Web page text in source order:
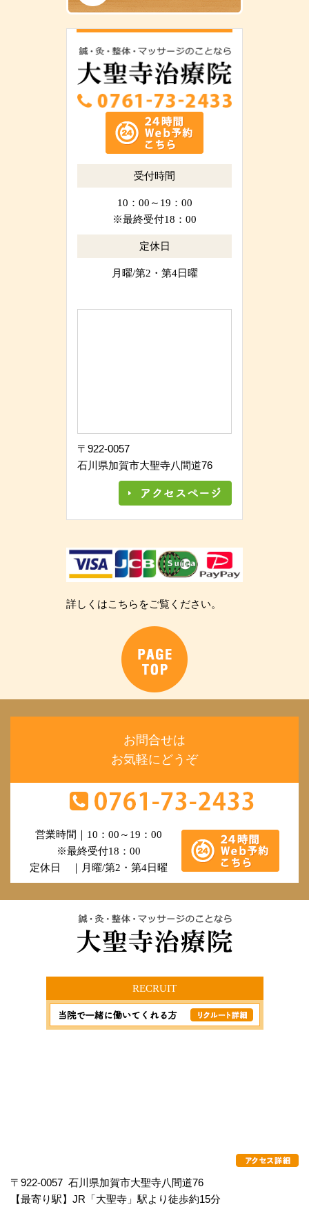
受付時間
10：00～19：00
※最終受付18：00
定休日
月曜/第2・第4日曜
〒922-0057
石川県加賀市大聖寺八間道76
詳しくはこちらをご覧ください。
お問合せは
お気軽にどうぞ
営業時間｜10：00～19：00
※最終受付18：00
定休日 ｜月曜/第2・第4日曜
RECRUIT
〒922-0057 石川県加賀市大聖寺八間道76
【最寄り駅】JR「大聖寺」駅より徒歩約15分